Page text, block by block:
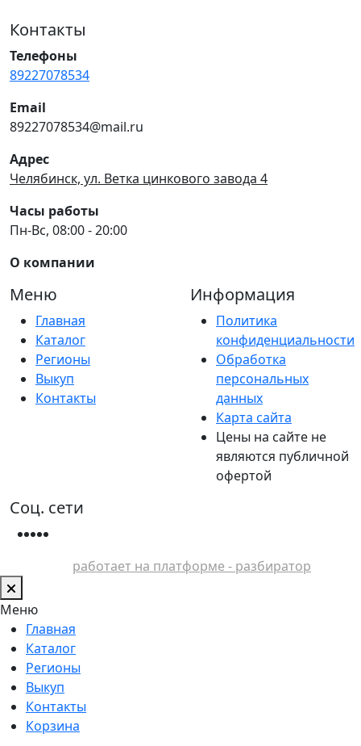
Контакты
Телефоны
89227078534
Email
89227078534@mail.ru
Адрес
Челябинск, ул. Ветка цинкового завода 4
Часы работы
Пн-Вс, 08:00 - 20:00
О компании
Меню
Главная
Каталог
Регионы
Выкуп
Контакты
Информация
Политика
конфиденциальности
Обработка
персональных
данных
Карта сайта
Цены на сайте не
являются публичной
офертой
Соц. сети
работает на платформе - разбиратор
Меню
Главная
Каталог
Регионы
Выкуп
Контакты
Корзина